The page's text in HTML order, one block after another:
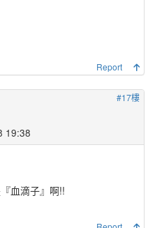
Report
#17樓
19:38
血滴子』啊!!